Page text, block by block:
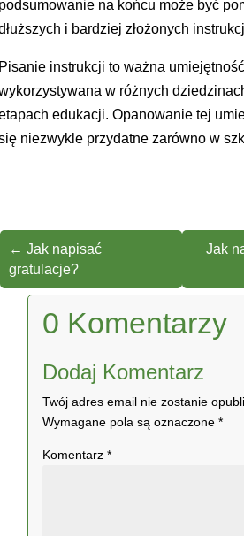
na końcu może być
i bardziej złożonych
instrukcji to ważna
w różnych
edukacji. Opanowanie tej
niezwykle przydatne zarówno w
← Jak napisać
gratulacje?
Jak
0 Komentarzy
Dodaj Komentarz
Twój adres email nie zostanie
Wymagane pola są oznaczone*
Komentarz*